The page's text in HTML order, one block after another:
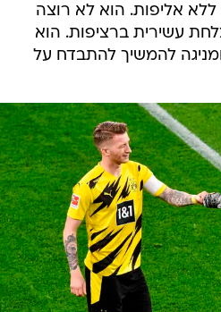
ללא אליפות. הוא לא רוצה
עשירית ברציפות. הוא
להמשיך להתבדח על